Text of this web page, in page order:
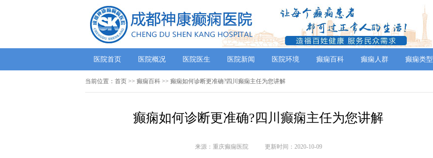
医院首页 医院概况 医院医生 医院新闻 医院环境 癫痫百科 癫痫人群 癫痫类型
当前位置： 首页 >> 癫痫百科 >> 癫痫如何诊断更准确?四川癫痫主任为您讲解
癫痫如何诊断更准确?四川癫痫主任为您讲解
来源：重庆癫痫医院 更新时间：2020-10-09